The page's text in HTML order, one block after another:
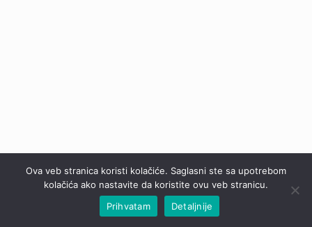
Ova veb stranica koristi kolačiće. Saglasni ste sa upotrebom
kolačića ako nastavite da koristite ovu veb stranicu.
Prihvatam
Detaljnije